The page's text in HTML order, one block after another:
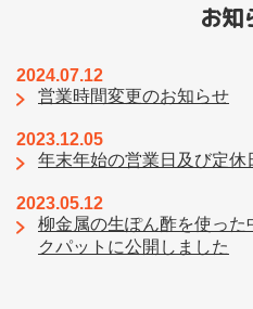
お知
2024.07.12
営業時間変更のお知らせ
2023.12.05
年末年始の営業日及び定休
2023.05.12
柳金属の生ぽん酢を使っ
クパットに公開しました